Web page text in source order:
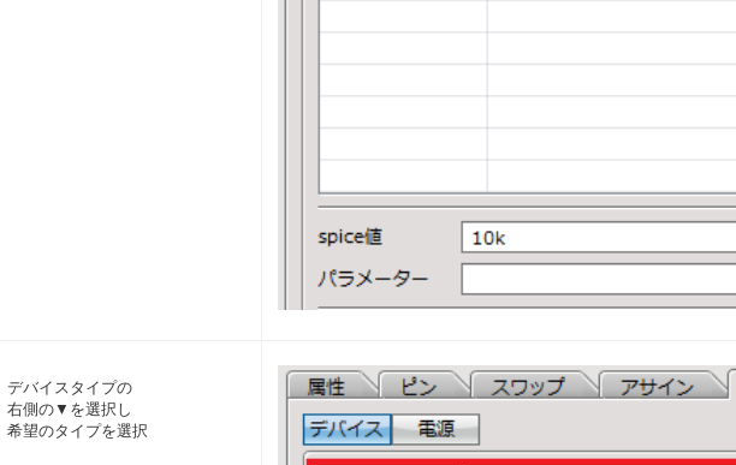
デバイスタイプの
右側の▼を選択し
希望のタイプを選択